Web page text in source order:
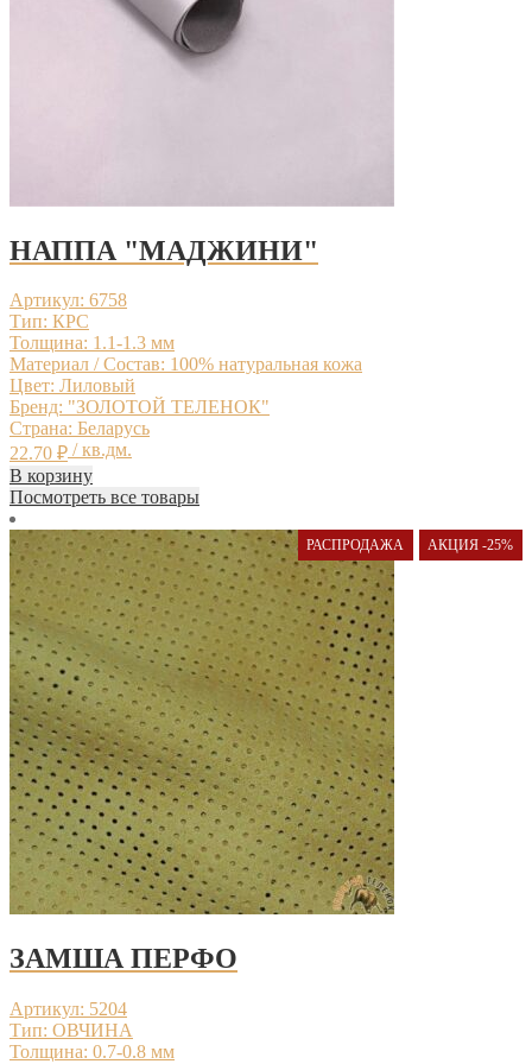
НАППА "МАДЖИНИ"
Артикул: 6758
Тип: КРС
Толщина: 1.1-1.3 мм
Материал / Состав: 100% натуральная кожа
Цвет: Лиловый
Бренд: "ЗОЛОТОЙ ТЕЛЕНОК"
Страна: Беларусь
22.70 ₽ / кв.дм.
В корзину
Посмотреть все товары
РАСПРОДАЖА АКЦИЯ -25%
ЗАМША ПЕРФО
Артикул: 5204
Тип: ОВЧИНА
Толщина: 0.7-0.8 мм